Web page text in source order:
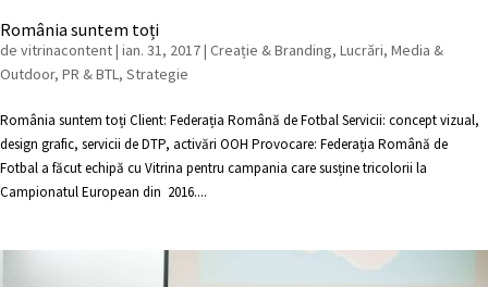
România suntem toți
de vitrinacontent| ian. 31, 2017| Creație & Branding, Lucrări, Media &
Outdoor, PR & BTL, Strategie
România suntem toți Client: Federația Română de Fotbal Servicii: concept vizual,
design grafic, servicii de DTP, activări OOH Provocare: Federația Română de
Fotbal a făcut echipă cu Vitrina pentru campania care susține tricolorii la
Campionatul European din 2016....